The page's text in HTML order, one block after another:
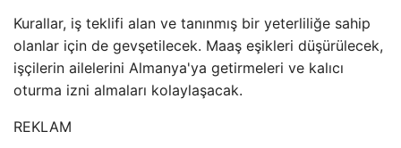
Kurallar, iş teklifi alan ve tanınmış bir yeterliliğe sahip
olanlar için de gevşetilecek. Maaş eşikleri düşürülecek,
işçilerin ailelerini Almanya'ya getirmeleri ve kalıcı
oturma izni almaları kolaylaşacak.
REKLAM